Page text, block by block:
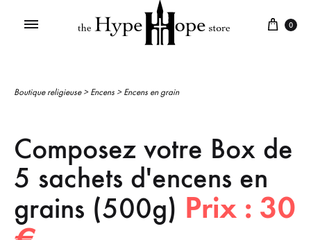
0
Boutique religieuse> Encens > Encens en grain
Composez votre Box de
5 sachets d'encens en
grains (500g) Prix : 30